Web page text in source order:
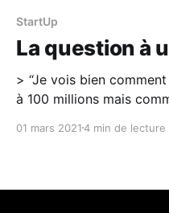
StartUp
La question à
> “Je vois bien
à 100 millions mais
Ça fait à peine 2
01 mars 20214 min de lecture